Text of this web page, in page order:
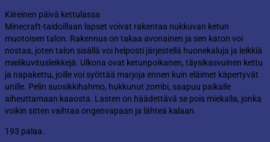
Kiireinen päivä kettulassa
Minecraft-taidoillaan lapset voivat rakentaa nukkuvan ketun
muotoisen talon. Rakennus on takaa avonainen ja sen katon voi
nostaa, joten talon sisällä voi helposti järjestellä huonekaluja ja leikkiä
mielikuvitusleikkejä. Ulkona ovat ketunpoikanen, täysikasvuinen kettu
ja napakettu, joille voi syöttää marjoja ennen kuin eläimet käpertyvät
unille. Pelin suosikkihahmo, hukkunut zombi, saapuu paikalle
aiheuttamaan kaaosta. Lasten on häädettävä se pois miekalla, jonka
voikin sitten vaihtaa ongenvapaan ja lähteä kalaan.
193 palaa.